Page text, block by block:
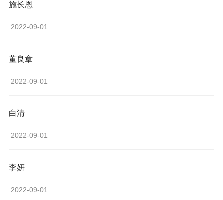
施长恩
2022-09-01
董良章
2022-09-01
白清
2022-09-01
李妍
2022-09-01